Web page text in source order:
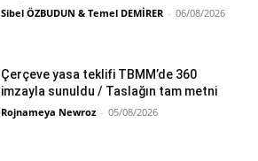
Sibel ÖZBUDUN & Temel DEMİRER - 06/08/2026
Çerçeve yasa teklifi TBMM’de 360
imzayla sunuldu / Taslağın tam metni
Rojnameya Newroz - 05/08/2026